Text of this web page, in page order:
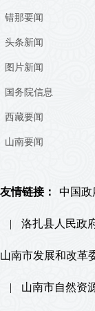
错那要闻
头条新闻
图片新闻
国务院信息
西藏要闻
山南要闻
友情链接： 中国政
| 洛扎县人民政
山南市发展和改革
| 山南市自然资